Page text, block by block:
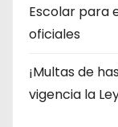
Escolar para
oficiales
¡Multas de
vigencia la